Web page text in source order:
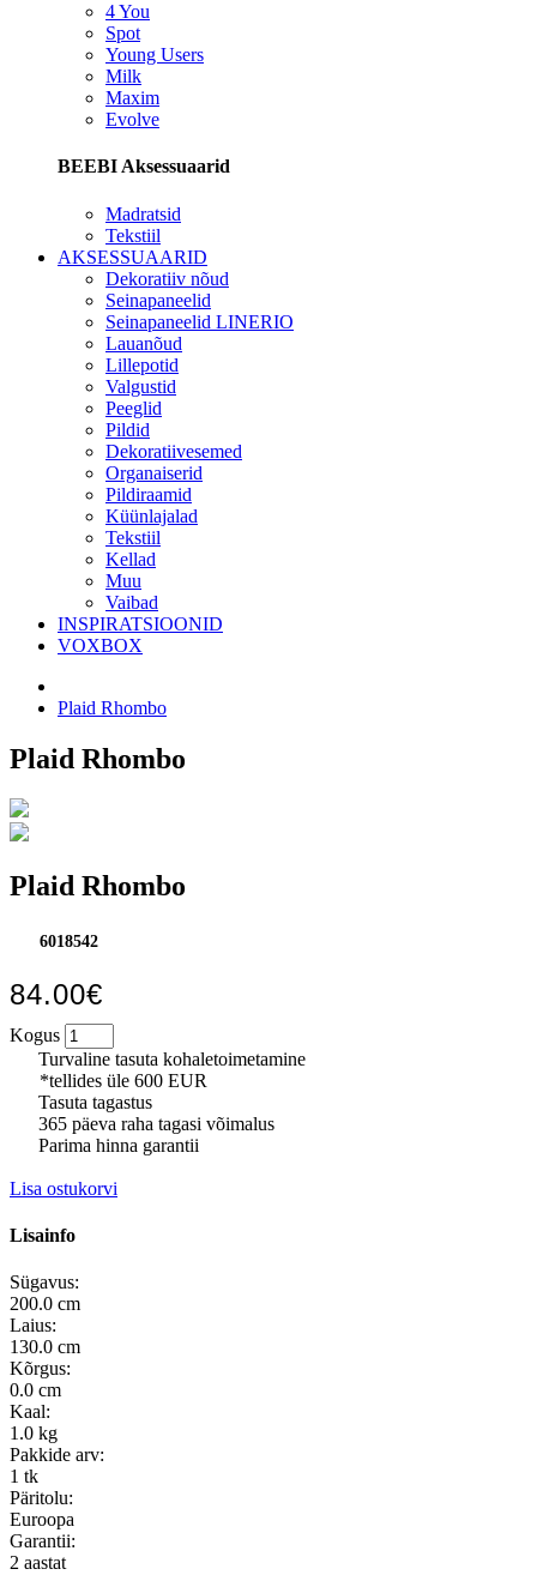
4 You
Spot
Young Users
Milk
Maxim
Evolve
BEEBI Aksessuaarid
Madratsid
Tekstiil
AKSESSUAARID
Dekoratiiv nõud
Seinapaneelid
Seinapaneelid LINERIO
Lauanõud
Lillepotid
Valgustid
Peeglid
Pildid
Dekoratiivesemed
Organaiserid
Pildiraamid
Küünlajalad
Tekstiil
Kellad
Muu
Vaibad
INSPIRATSIOONID
VOXBOX
Plaid Rhombo
Plaid Rhombo
Plaid Rhombo
6018542
84.00€
Kogus
Turvaline tasuta kohaletoimetamine
*tellides üle 600 EUR
Tasuta tagastus
365 päeva raha tagasi võimalus
Parima hinna garantii
Lisa ostukorvi
Lisainfo
Sügavus:
200.0 cm
Laius:
130.0 cm
Kõrgus:
0.0 cm
Kaal:
1.0 kg
Pakkide arv:
1 tk
Päritolu:
Euroopa
Garantii:
2 aastat